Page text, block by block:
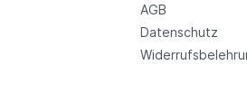
AGB
Datenschutz